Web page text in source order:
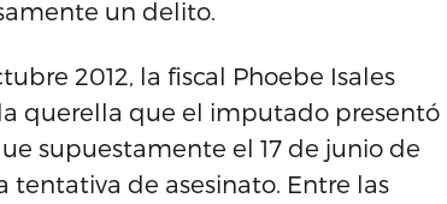
un delito.
2012, la fiscal Phoebe Isales
querella que el imputado presentó
supuestamente el 17 de junio de
tentativa de asesinato. Entre las